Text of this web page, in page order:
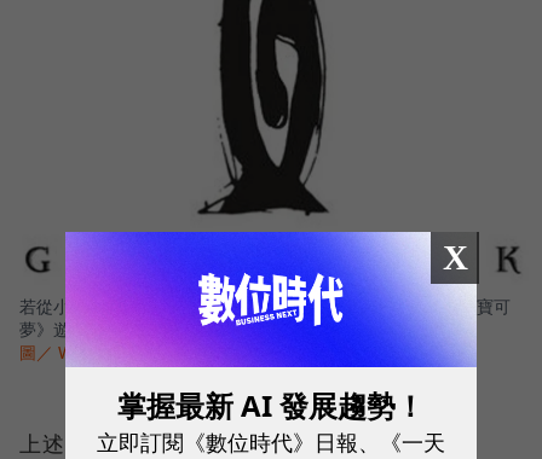
若從小接觸《寶可夢》系列遊戲的用戶，對於會出現在開機《寶可
夢》遊戲開機畫面的Game Freak logo想必並不陌生。
圖／ Wiki
上述提到的《寶可夢 劍／盾》開發商Game
X
掌握最新 AI 發展趨勢！
立即訂閱《數位時代》日報、《一天